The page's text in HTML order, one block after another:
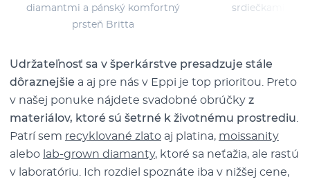
diamantmi a pánský komfortný
prsteň Britta
srdiečkami a
Udržateľnosť sa v šperkárstve presadzuje stále
dôraznejšie a aj pre nás v Eppi je top prioritou. Preto
v našej ponuke nájdete svadobné obrúčky z
materiálov, ktoré sú šetrné k životnému prostrediu
Patrí sem recyklované zlato aj platina, moissanity
alebo lab-grown diamanty, ktoré sa neťažia, ale rastú
v laboratóriu. Ich rozdiel spoznáte iba v nižšej cene,